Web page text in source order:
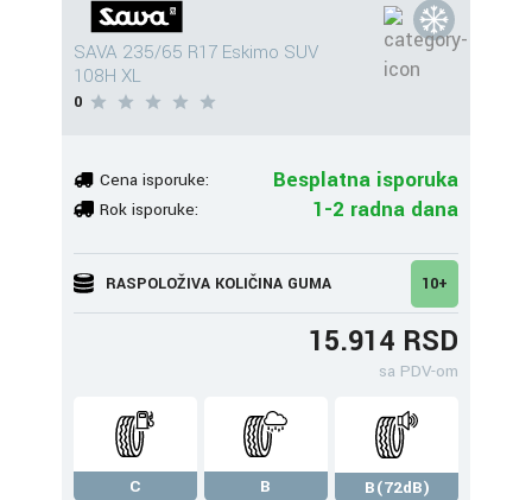
SAVA 235/65 R17 Eskimo SUV
108H XL
0
Cena isporuke: Besplatna isporuka
Rok isporuke: 1-2 radna dana
RASPOLOŽIVA KOLIČINA GUMA 10+
15.914 RSD
sa PDV-om
C B
B(72dB)